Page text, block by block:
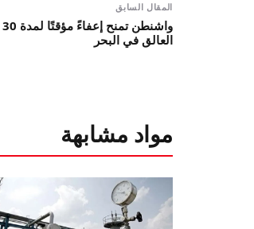
المقال السابق
العالق في البحر
مواد مشابهة